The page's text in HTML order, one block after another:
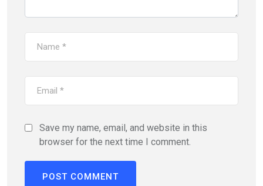
Save my name, email, and website in this
browser for the next time I comment.